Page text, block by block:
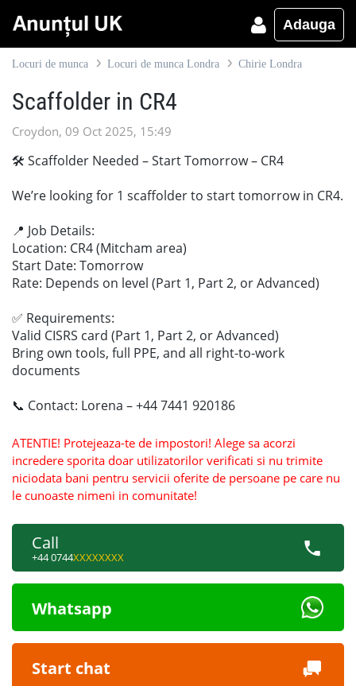
Adauga
Locuri de munca Locuri de munca Londra Chirie Londra
Scaffolder in CR4
Croydon, 09 Oct 2025, 15:49
🛠️ Scaffolder Needed – Start Tomorrow – CR4
We’re looking for 1 scaffolder to start tomorrow in CR4.
📍 Job Details:
Location: CR4 (Mitcham area)
Start Date: Tomorrow
Rate: Depends on level (Part 1, Part 2, or Advanced)
✅ Requirements:
Valid CISRS card (Part 1, Part 2, or Advanced)
Bring own tools, full PPE, and all right-to-work
documents
📞 Contact: Lorena – +44 7441 920186
ATENTIE! Protejeaza-te de impostori! Alege sa acorzi
incredere sporita doar utilizatorilor verificati si nu trimite
niciodata bani pentru servicii oferite de persoane pe care nu
le cunoaste nimeni in comunitate!
Call
+44 0744XXXXXXXX
Whatsapp
Start chat